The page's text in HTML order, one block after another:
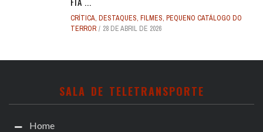
CRÍTICA, DESTAQUES, FILMES, PEQUENO CATÁLOGO DO
TERROR
28 DE ABRIL DE 2026
SALA DE TELETRANSPORTE
Home